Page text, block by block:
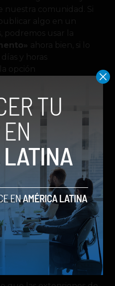
comunidad. Si
algo en un
podremos usar la
ahora bien, si lo
y horas
opción
Chrome